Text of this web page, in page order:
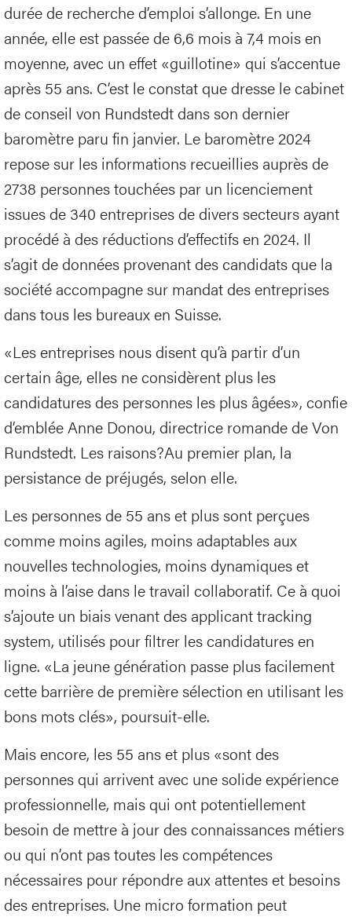
durée de recherche d’emploi s’allonge. En une
année, elle est passée de 6,6 mois à 7,4 mois en
moyenne, avec un effet «guillotine» qui s’accentue
après 55 ans. C’est le constat que dresse le cabinet
de conseil von Rundstedt dans son dernier
baromètre paru fin janvier. Le baromètre 2024
repose sur les informations recueillies auprès de
2738 personnes touchées par un licenciement
issues de 340 entreprises de divers secteurs ayant
procédé à des réductions d’effectifs en 2024. Il
s’agit de données provenant des candidats que la
société accompagne sur mandat des entreprises
dans tous les bureaux en Suisse.
«Les entreprises nous disent qu’à partir d’un
certain âge, elles ne considèrent plus les
candidatures des personnes les plus âgées», confie
d’emblée Anne Donou, directrice romande de Von
Rundstedt. Les raisons?Au premier plan, la
persistance de préjugés, selon elle.
Les personnes de 55 ans et plus sont perçues
comme moins agiles, moins adaptables aux
nouvelles technologies, moins dynamiques et
moins à l’aise dans le travail collaboratif. Ce à quoi
s’ajoute un biais venant des applicant tracking
system, utilisés pour filtrer les candidatures en
ligne. «La jeune génération passe plus facilement
cette barrière de première sélection en utilisant les
bons mots clés», poursuit-elle.
Mais encore, les 55 ans et plus «sont des
personnes qui arrivent avec une solide expérience
professionnelle, mais qui ont potentiellement
besoin de mettre à jour des connaissances métiers
ou qui n’ont pas toutes les compétences
nécessaires pour répondre aux attentes et besoins
des entreprises. Une micro formation peut